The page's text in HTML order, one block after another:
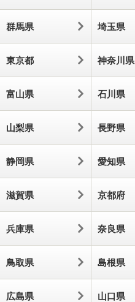
群馬県 埼玉県
東京都 神奈川県
富山県 石川県
山梨県 長野県
静岡県 愛知県
滋賀県 京都府
兵庫県 奈良県
鳥取県 島根県
広島県 山口県